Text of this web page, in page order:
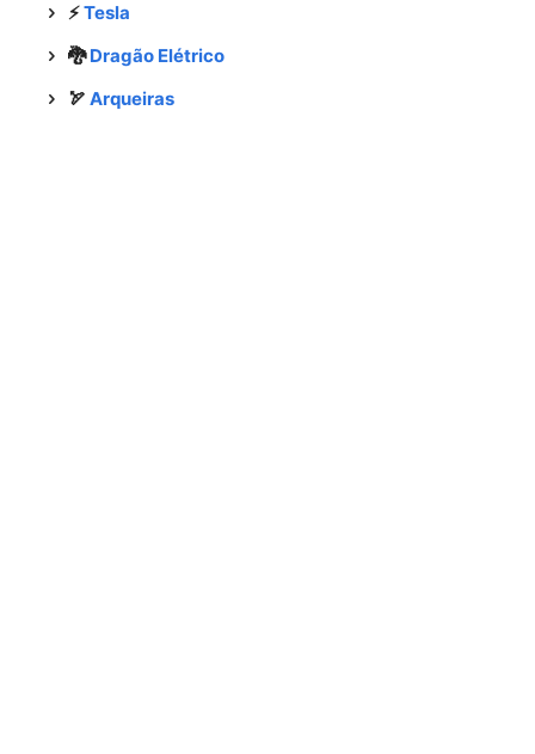
⚡️Tesla
🐉Dragão Elétrico
🏹 Arqueiras